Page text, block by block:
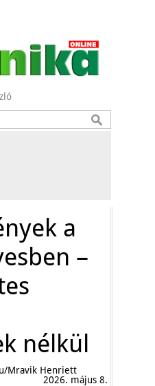
a
–
nélkül
Mravik Henriett
2026. május 8.